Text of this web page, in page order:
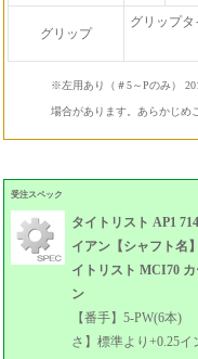
グリップ
グリップ
※左用あり（＃5～Pのみ）
場合があります。あらかじめ
受注スペック
タイトリスト AP1
イアン【シャフト名
イトリスト MCI70
ン
【番手】5-PW(6本)
さ】標準より+0.25イ